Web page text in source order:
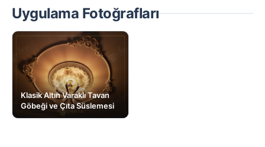
Uygulama Fotoğrafları
Klasik Altın Varaklı Tavan
Göbeği ve Çıta Süslemesi